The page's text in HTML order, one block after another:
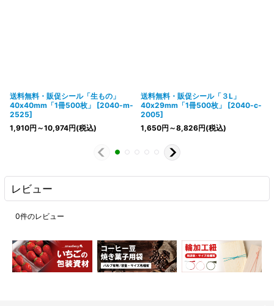
送料無料・販促シール「生もの」
40x40mm「1冊500枚」
[2040-m-
2525]
1,910円 ～10,974円(税込)
送料無料・販促シール「３L」
40x29mm「1冊500枚」
[2040-c-
2005]
1,650円 ～8,826円(税込)
レビュー
0件のレビュー